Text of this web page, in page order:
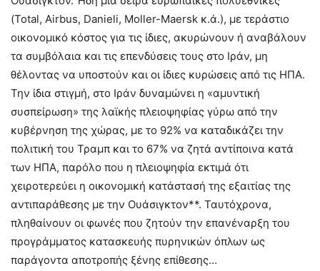
(Total, Airbus, Danieli, Moller-Maersk κ.ά.), με τεράστιο
οικονομικό κόστος για τις ίδιες, ακυρώνουν ή αναβάλουν
τα συμβόλαια και τις επενδύσεις τους στο Ιράν, μη
θέλοντας να υποστούν και οι ίδιες κυρώσεις από τις ΗΠΑ.
Την ίδια στιγμή, στο Ιράν δυναμώνει η «αμυντική
συσπείρωση» της λαϊκής πλειοψηφίας γύρω από την
κυβέρνηση της χώρας, με το 92% να καταδικάζει την
πολιτική του Τραμπ και το 67% να ζητά αντίποινα κατά
των ΗΠΑ, παρόλο που η πλειοψηφία εκτιμά ότι
χειροτερεύει η οικονομική κατάστασή της εξαιτίας της
αντιπαράθεσης με την Ουάσιγκτον**. Ταυτόχρονα,
πληθαίνουν οι φωνές που ζητούν την επανέναρξη του
προγράμματος κατασκευής πυρηνικών όπλων ως
παράγοντα αποτροπής ξένης επίθεσης…